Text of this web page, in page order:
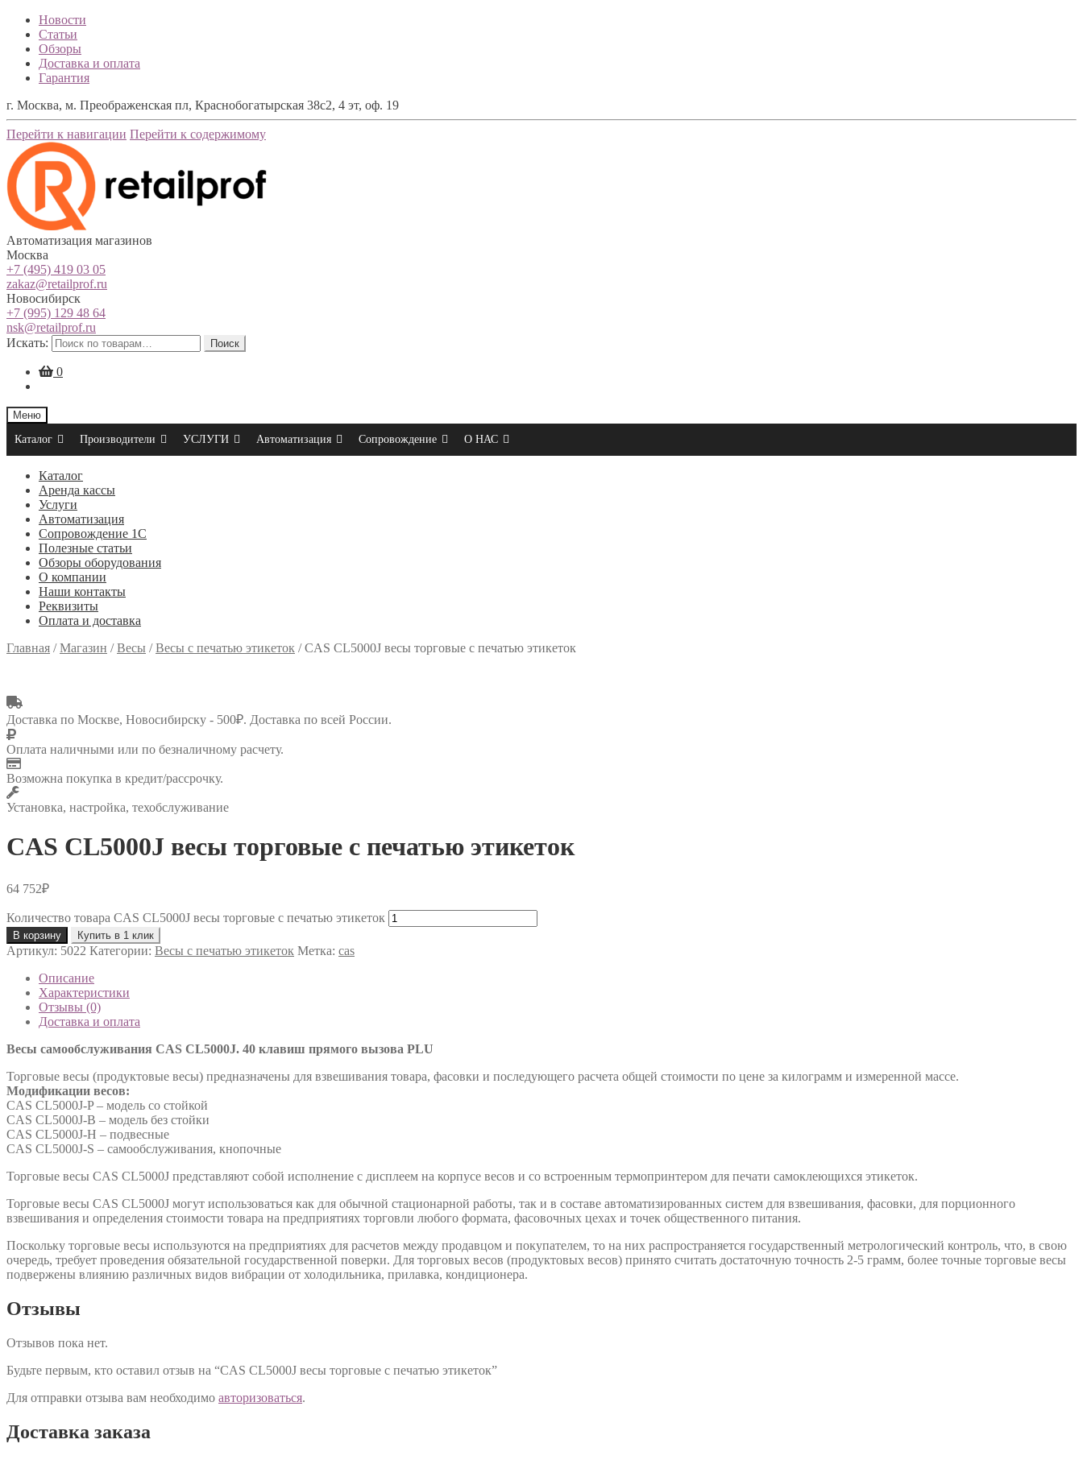
Новости
Статьи
Обзоры
Доставка и оплата
Гарантия
г. Москва, м. Преображенская пл, Краснобогатырская 38с2, 4 эт, оф. 19
Перейти к навигации Перейти к содержимому
Автоматизация магазинов
Москва
+7 (495) 419 03 05
zakaz@retailprof.ru
Новосибирск
+7 (995) 129 48 64
nsk@retailprof.ru
Искать:
Поиск
0
Меню
Каталог
Производители УСЛУГИ Автоматизация Сопровождение О НАС
Каталог
Аренда кассы
Услуги
Автоматизация
Сопровождение 1С
Полезные статьи
Обзоры оборудования
О компании
Наши контакты
Реквизиты
Оплата и доставка
Главная /Магазин /Весы /Весы с печатью этикеток /CAS CL5000J весы торговые с печатью этикеток
Доставка по Москве, Новосибирску - 500₽. Доставка по всей России.
Оплата наличными или по безналичному расчету.
Возможна покупка в кредит/рассрочку.
Установка, настройка, техобслуживание
CAS CL5000J весы торговые с печатью этикеток
64 752₽
Количество товара CAS CL5000J весы торговые с печатью этикеток
В корзину Купить в 1 клик
Артикул: 5022 Категории: Весы с печатью этикеток Метка: cas
Описание
Характеристики
Отзывы (0)
Доставка и оплата
Весы самообслуживания CAS CL5000J. 40 клавиш прямого вызова PLU
Торговые весы (продуктовые весы) предназначены для взвешивания товара, фасовки и последующего расчета общей стоимости по цене за килограмм и измеренной массе.
Модификации весов:
CAS CL5000J-P – модель со стойкой
CAS CL5000J-B – модель без стойки
CAS CL5000J-H – подвесные
CAS CL5000J-S – самообслуживания, кнопочные
Торговые весы CAS CL5000J представляют собой исполнение с дисплеем на корпусе весов и со встроенным термопринтером для печати самоклеющихся этикеток.
Торговые весы CAS CL5000J могут использоваться как для обычной стационарной работы, так и в составе автоматизированных систем для взвешивания, фасовки, для порционного
взвешивания и определения стоимости товара на предприятиях торговли любого формата, фасовочных цехах и точек общественного питания.
Поскольку торговые весы используются на предприятиях для расчетов между продавцом и покупателем, то на них распространяется государственный метрологический контроль, что, в свою
очередь, требует проведения обязательной государственной поверки. Для торговых весов (продуктовых весов) принято считать достаточную точность 2-5 грамм, более точные торговые весы
подвержены влиянию различных видов вибрации от холодильника, прилавка, кондиционера.
Отзывы
Отзывов пока нет.
Будьте первым, кто оставил отзыв на “CAS CL5000J весы торговые с печатью этикеток”
Для отправки отзыва вам необходимо авторизоваться.
Доставка заказа